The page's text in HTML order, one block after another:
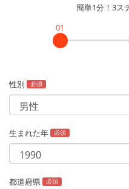
簡単1分！3ス
01
性別 必須
生まれた年 必須
都道府県 必須